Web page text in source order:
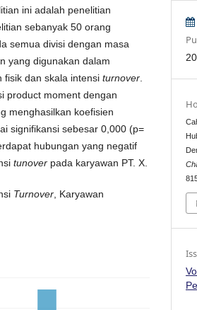
ini adalah penelitian
sebanyak 50 orang
semua divisi dengan masa
yang digunakan dalam
fisik dan skala intensi turnover
product moment dengan
menghasilkan koefisien
signifikansi sebesar 0,000 (p=
hubungan yang negatif
tunover pada karyawan PT. X.
Turnover , Karyawan